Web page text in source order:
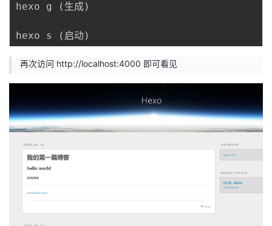
hexo g ( 生成)
hexo s ( 启动 )
再次访问 http://localhost:4000 即可看见